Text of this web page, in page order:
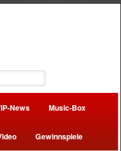
News Music-Box
Gewinnspiele